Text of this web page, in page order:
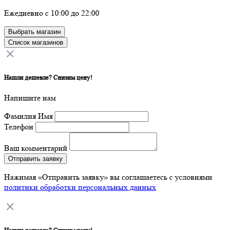
Ежедневно с 10:00 до 22:00
Выбрать магазин
Список магазинов
Нашли дешевле? Снизим цену!
Напишите нам
Фамилия Имя
Телефон
Ваш комментарий
Отправить заявку
Нажимая «Отправить заявку» вы соглашаетесь с условиями
политики обработки персональных данных